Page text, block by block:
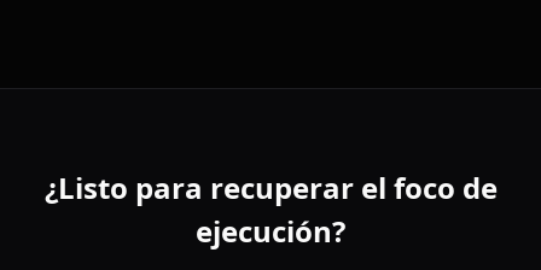
¿Listo para recuperar el foco de
ejecución?